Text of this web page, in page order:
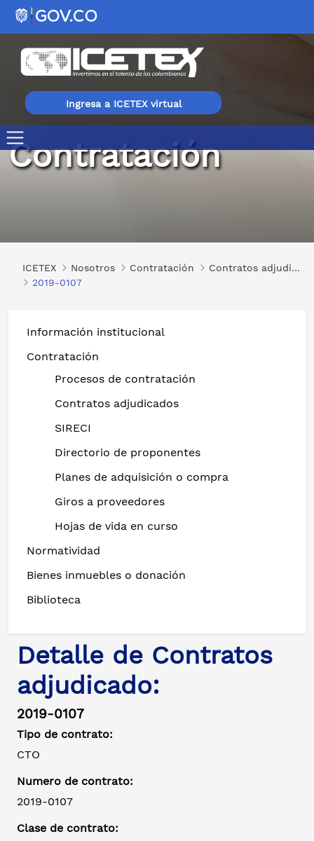
Ingresa a ICETEX virtual
2019-0107
Contratación
ICETEX Nosotros Contratación
Contratos adjudicados
2019-0107
Información institucional
Contratación
Procesos de contratación
Contratos adjudicados
SIRECI
Directorio de proponentes
Planes de adquisición o compra
Giros a proveedores
Hojas de vida en curso
Normatividad
Bienes inmuebles o donación
Biblioteca
Detalle de Contratos
adjudicado:
2019-0107
Tipo de contrato:
CTO
Numero de contrato:
2019-0107
Clase de contrato: